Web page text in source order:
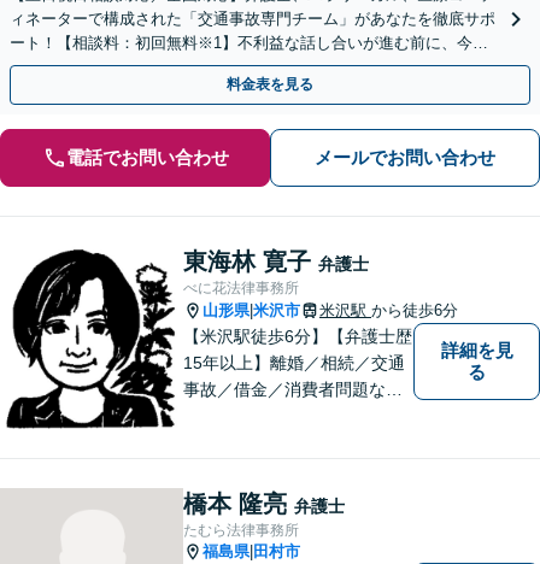
ィネーターで構成された「交通事故専門チーム」があなたを徹底サポ
ート！【相談料：初回無料※1】不利益な話し合いが進む前に、今す
ぐ相談！
料金表を見る
電話でお問い合わせ メールでお問い合わせ
東海林 寛子 弁護士
べに花法律事務所
山形県|米沢市 米沢駅 から徒歩6分
【米沢駅徒歩6分】【弁護士歴
15年以上】離婚／相続／交通
事故／借金／消費者問題な
詳細を見
る
橋本 隆亮 弁護士
たむら法律事務所
福島県| 田村市